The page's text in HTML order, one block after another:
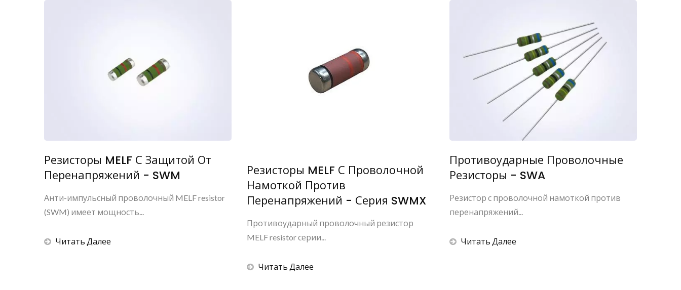
Резисторы MELF С Защитой От
Перенапряжений - SWM
Анти-импульсный проволочный MELF resistor
(SWM) имеет мощность...
Читать Далее
Резисторы MELF С Проволочной
Намоткой Против
Перенапряжений - Серия SWMX
Противоударный проволочный резистор
MELF resistor серии...
Читать Далее
Противоударные Проволочные
Резисторы - SWA
Резистор с проволочной намоткой против
перенапряжений...
Читать Далее